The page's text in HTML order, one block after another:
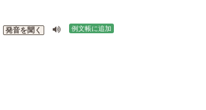
発音を聞く 例文帳に追加